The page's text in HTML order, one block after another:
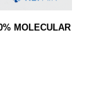
MOLECULAR